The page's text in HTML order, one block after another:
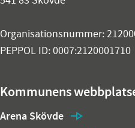
Organisationsnummer:
PEPPOL ID: 0007:2120001710
Kommunens
Arena Skövde